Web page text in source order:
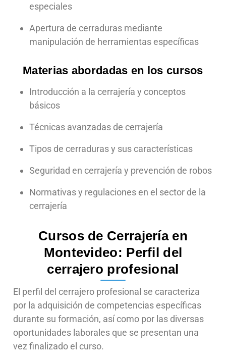
especiales
Apertura de cerraduras mediante
manipulación de herramientas específicas
Materias abordadas en los cursos
Introducción a la cerrajería y conceptos
básicos
Técnicas avanzadas de cerrajería
Tipos de cerraduras y sus características
Seguridad en cerrajería y prevención de robos
Normativas y regulaciones en el sector de la
cerrajería
Cursos de Cerrajería en
Montevideo: Perfil del
cerrajero profesional
El perfil del cerrajero profesional se caracteriza
por la adquisición de competencias específicas
durante su formación, así como por las diversas
oportunidades laborales que se presentan una
vez finalizado el curso.